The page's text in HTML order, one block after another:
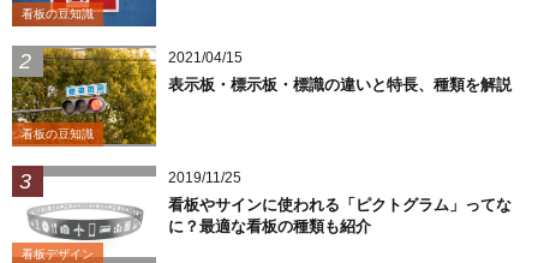
看板の豆知識
看板の豆知識
2021/04/15
表示板・標示板・標識の違いと特長、種類を解説
看板デザイン
2019/11/25
看板やサインに使われる「ピクトグラム」ってな
に？最適な看板の種類も紹介